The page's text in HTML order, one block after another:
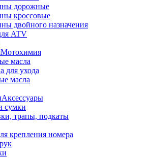
дорожные
кроссовые
двойного назначения
ATV
Мотохимия
масла
для ухода
масла
Аксессуары
сумки
трапы, подкаты
крепления номера